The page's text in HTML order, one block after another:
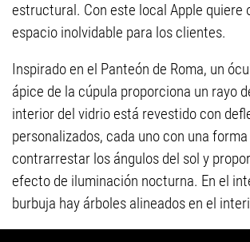
estructural. Con este local Apple quiere
espacio inolvidable para los clientes.
Inspirado en el Panteón de Roma, un
ápice de la cúpula proporciona un rayo
interior del vidrio está revestido con
personalizados, cada uno con una
contrarrestar los ángulos del sol y
efecto de iluminación nocturna. En el
burbuja hay árboles alineados en el